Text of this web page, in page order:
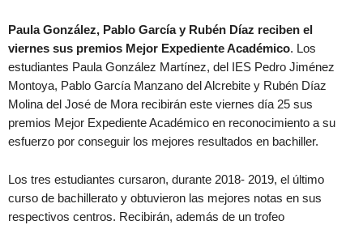
Paula González, Pablo García y Rubén Díaz reciben el
viernes sus premios Mejor Expediente Académico. Los
estudiantes Paula González Martínez, del IES Pedro Jiménez
Montoya, Pablo García Manzano del Alcrebite y Rubén Díaz
Molina del José de Mora recibirán este viernes día 25 sus
premios Mejor Expediente Académico en reconocimiento a su
esfuerzo por conseguir los mejores resultados en bachiller.
Los tres estudiantes cursaron, durante 2018- 2019, el último
curso de bachillerato y obtuvieron las mejores notas en sus
respectivos centros. Recibirán, además de un trofeo